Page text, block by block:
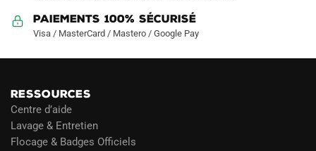
Paiements 100% Sécurisé
Visa / MasterCard / Mastero / Google Pay
RESSOURCES
Centre d’aide
Lavage & Entretien
Flocage & Badges Officiels